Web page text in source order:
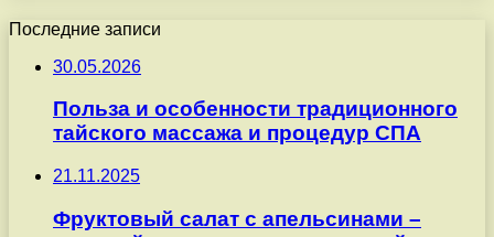
Последние записи
30.05.2026
Польза и особенности традиционного
тайского массажа и процедур СПА
21.11.2025
Фруктовый салат с апельсинами –